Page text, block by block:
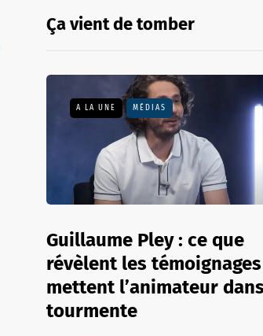
Ça vient de tomber
A LA UNE MÉDIAS
Guillaume Pley : ce que
révèlent les
mettent l’animateur
tourmente